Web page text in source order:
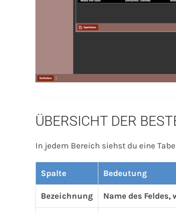
ÜBERSICHT DER
In jedem Bereich siehst du eine
Spalte Bedeutung
Bezeichnung Name des